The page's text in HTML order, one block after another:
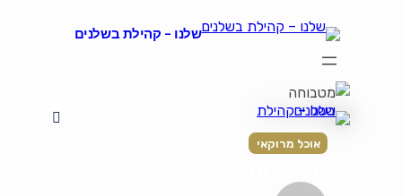
שלנו – קהילת בשלנים
הצהרת נגישות
אוכל מרוקאי